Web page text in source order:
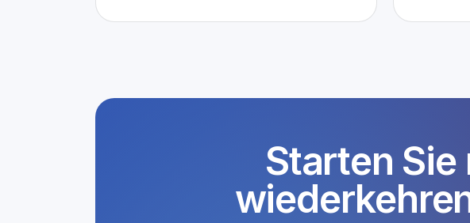
Starten